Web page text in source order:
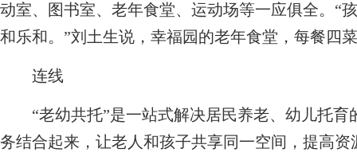
动室、图书室、老年食堂、运动场等一应俱全。“
和乐和。”刘土生说，幸福园的老年食堂，每餐四
连线
“老幼共托”是一站式解决居民养老、幼儿托育
务结合起来，让老人和孩子共享同一空间，提高